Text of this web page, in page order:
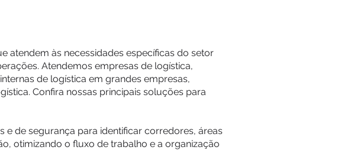
atendem às necessidades específicas do setor
Atendemos empresas de logística,
de logística em grandes empresas,
Confira nossas principais soluções para
e de segurança para identificar corredores, áreas
otimizando o fluxo de trabalho e a organização